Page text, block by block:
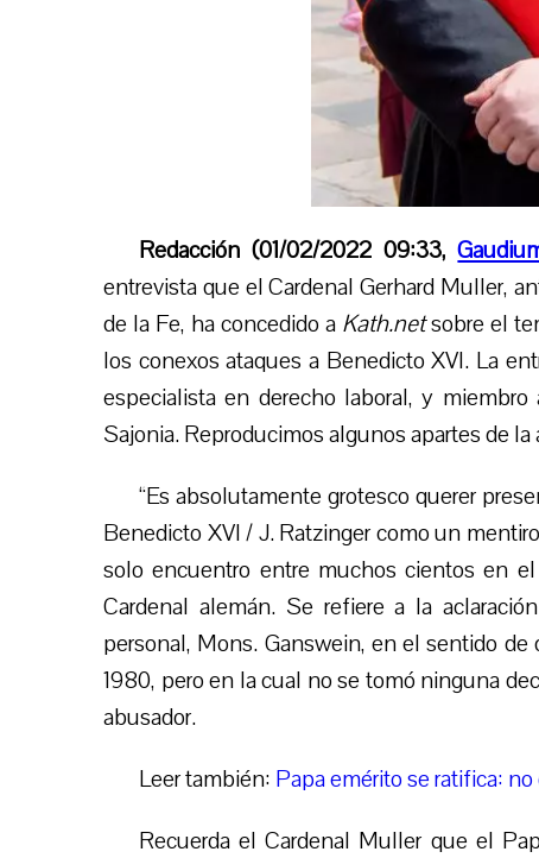
Redacción (01/02/2022 09:33,
entrevista que el Cardenal Gerhard Muller,
de la Fe, ha concedido a Kath.netsobre el
los conexos ataques a Benedicto XVI. La
especialista en derecho laboral, y
Sajonia.Reproducimos algunos apartes de
“Es absolutamente grotesco querer
Benedicto XVI / J. Ratzinger como un
solo encuentro entre muchos cientos en
Cardenal alemán. Se refiere a la
personal, Mons. Ganswein, en el sentido
1980, pero en la cual no se tomó ninguna
abusador.
Leer también: Papa emérito se ratifica:
Recuerda el Cardenal Muller que el